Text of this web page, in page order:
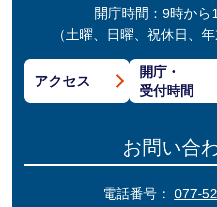
開庁時間：9時から
（土曜、日曜、祝休日、
アクセス
開庁・
受付時間
お問い合
電話番号： 077-